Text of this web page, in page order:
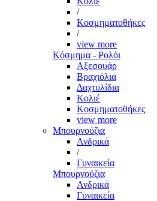
/
Κοσμηματοθήκες
/
view more
Κόσμημα - Ρολόι
Αξεσουάρ
Βραχιόλια
Δαχτυλίδια
Κολιέ
Κοσμηματοθήκες
view more
Μπουρνούζια
Ανδρικά
/
Γυναικεία
Μπουρνούζια
Ανδρικά
Γυναικεία